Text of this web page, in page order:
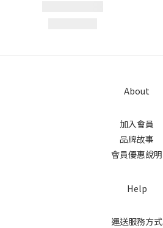
About
加入會員
品牌故事
會員優惠說明
Help
運送服務方式